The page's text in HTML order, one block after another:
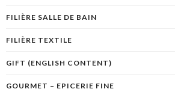
FILIÈRE SALLE DE BAIN
FILIÈRE TEXTILE
GIFT (ENGLISH CONTENT)
GOURMET – EPICERIE FINE